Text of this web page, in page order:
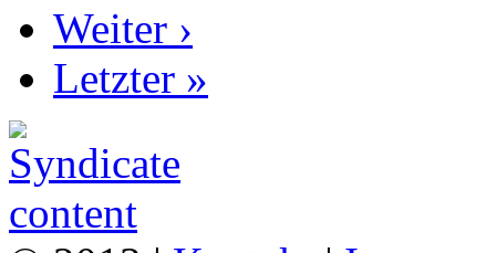
Weiter ›
Letzter »